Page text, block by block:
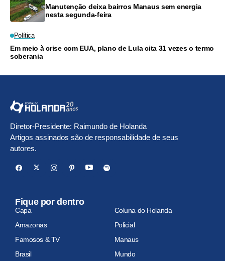
Manutenção deixa bairros Manaus sem energia
nesta segunda-feira
Política
Em meio à crise com EUA, plano de Lula cita 31 vezes o termo
soberania
Diretor-Presidente: Raimundo de Holanda
Artigos assinados são de responsabilidade de seus
autores.
Fique por dentro
Capa
Coluna do Holanda
Amazonas
Policial
Famosos & TV
Manaus
Brasil
Mundo